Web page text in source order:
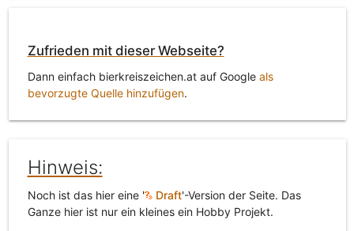
Zufrieden mit dieser Webseite?
Dann einfach bierkreiszeichen.at auf Google als
bevorzugte Quelle hinzufügen.
Hinweis:
Noch ist das hier eine ' Draft'-Version der Seite. Das
Ganze hier ist nur ein kleines ein Hobby Projekt.